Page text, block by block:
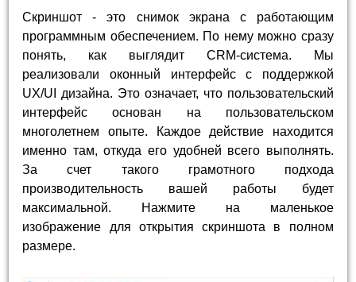
Скриншот - это снимок экрана с работающим
программным обеспечением. По нему можно сразу
понять, как выглядит CRM-система. Мы
реализовали оконный интерфейс с поддержкой
UX/UI дизайна. Это означает, что пользовательский
интерфейс основан на пользовательском
многолетнем опыте. Каждое действие находится
именно там, откуда его удобней всего выполнять.
За счет такого грамотного подхода
производительность вашей работы будет
максимальной. Нажмите на маленькое
изображение для открытия скриншота в полном
размере.